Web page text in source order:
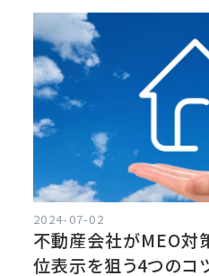
2024-07-02
不動産会社がMEO対
位表示を狙う4つのコ